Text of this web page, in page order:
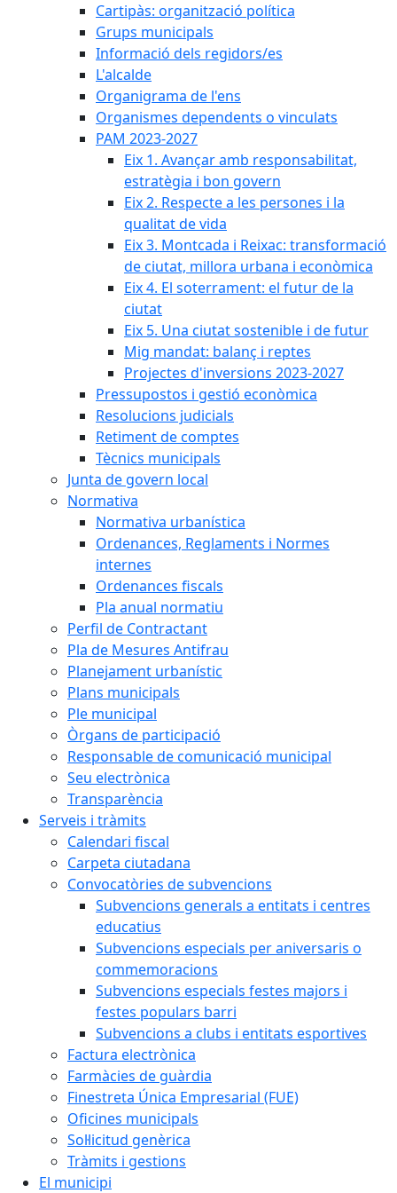
Cartipàs: organització política
Grups municipals
Informació dels regidors/es
L'alcalde
Organigrama de l'ens
Organismes dependents o vinculats
PAM 2023-2027
Eix 1. Avançar amb responsabilitat,
estratègia i bon govern
Eix 2. Respecte a les persones i la
qualitat de vida
Eix 3. Montcada i Reixac: transformació
de ciutat, millora urbana i econòmica
Eix 4. El soterrament: el futur de la
ciutat
Eix 5. Una ciutat sostenible i de futur
Mig mandat: balanç i reptes
Projectes d'inversions 2023-2027
Pressupostos i gestió econòmica
Resolucions judicials
Retiment de comptes
Tècnics municipals
Junta de govern local
Normativa
Normativa urbanística
Ordenances, Reglaments i Normes
internes
Ordenances fiscals
Pla anual normatiu
Perfil de Contractant
Pla de Mesures Antifrau
Planejament urbanístic
Plans municipals
Ple municipal
Òrgans de participació
Responsable de comunicació municipal
Seu electrònica
Transparència
Serveis i tràmits
Calendari fiscal
Carpeta ciutadana
Convocatòries de subvencions
Subvencions generals a entitats i centres
educatius
Subvencions especials per aniversaris o
commemoracions
Subvencions especials festes majors i
festes populars barri
Subvencions a clubs i entitats esportives
Factura electrònica
Farmàcies de guàrdia
Finestreta Única Empresarial (FUE)
Oficines municipals
Sol·licitud genèrica
Tràmits i gestions
El municipi